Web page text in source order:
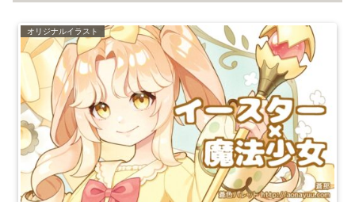
オリジナルイラスト